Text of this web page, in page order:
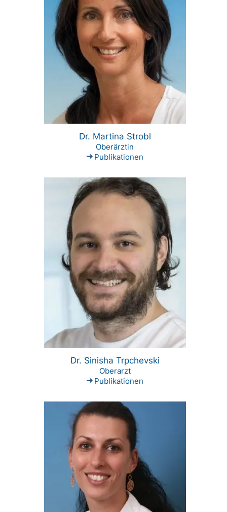
Dr. Martina Strobl
Oberärztin
Publikationen
Dr. Sinisha Trpchevski
Oberarzt
Publikationen